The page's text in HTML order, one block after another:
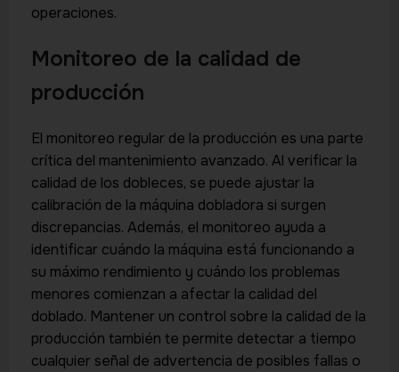
operaciones.
Monitoreo de la calidad de
producción
El monitoreo regular de la producción es una parte
crítica del mantenimiento avanzado. Al verificar la
calidad de los dobleces, se puede ajustar la
calibración de la máquina dobladora si surgen
discrepancias. Además, el monitoreo ayuda a
identificar cuándo la máquina está funcionando a
su máximo rendimiento y cuándo los problemas
menores comienzan a afectar la calidad del
doblado. Mantener un control sobre la calidad de la
producción también te permite detectar a tiempo
cualquier señal de advertencia de posibles fallas o